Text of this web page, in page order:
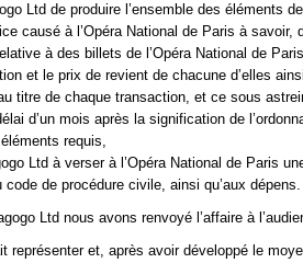
Ltd de produire l’ensemble des éléments
causé à l’Opéra National de Paris à
à des billets de l’Opéra National de
et le prix de revient de chacune d’elles
titre de chaque transaction, et ce sous
d’un mois après la signification de
requis,
Ltd à verser à l’Opéra National de Paris
code de procédure civile, ainsi qu’aux dépens.
Ltd nous avons renvoyé l’affaire à
représenter et, après avoir développé le